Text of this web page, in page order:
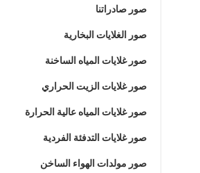
صور صادراتنا
صور الغلايات البخارية
صور غلايات المياه الساخنة
صور غلايات الزيت الحراري
صور غلايات المياه عالية الحرارة
صور غلايات التدفئة الفردية
صور مولدات الهواء الساخن